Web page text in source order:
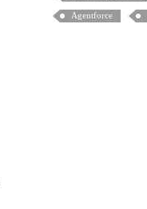
Agentforce